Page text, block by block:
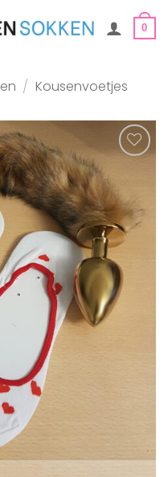
0
/ Kousenvoetjes
verlanglijst
toevoegen